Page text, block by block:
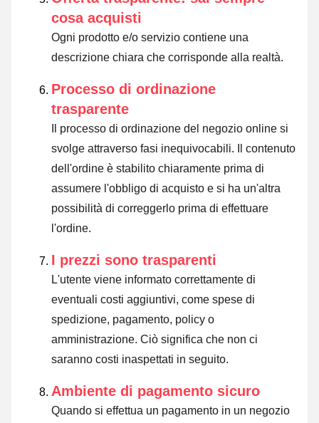
cosa acquisti
Ogni prodotto e/o servizio contiene una
descrizione chiara che corrisponde alla realtà.
Processo di ordinazione
trasparente
Il processo di ordinazione del negozio online si
svolge attraverso fasi inequivocabili. Il contenuto
dell'ordine è stabilito chiaramente prima di
assumere l'obbligo di acquisto e si ha un'altra
possibilità di correggerlo prima di effettuare
l'ordine.
I prezzi sono trasparenti
L'utente viene informato correttamente di
eventuali costi aggiuntivi, come spese di
spedizione, pagamento, policy o
amministrazione. Ciò significa che non ci
saranno costi inaspettati in seguito.
Ambiente di pagamento sicuro
Quando si effettua un pagamento in un negozio